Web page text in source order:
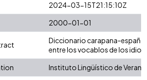
2024-03-15T21:15:10Z
2000-01-01
Diccionario carapana-
entre los vocablos de los
Instituto Lingüístico de Verano